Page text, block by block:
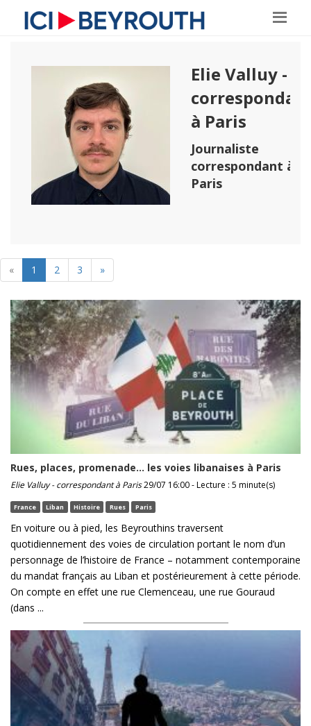
Elie Valluy -
à Paris
Journaliste
correspondant à
Paris
« 1 2 3 »
Rues, places, promenade… les voies libanaises à Paris
Elie Valluy - correspondant à Paris29/07 16:00 - Lecture : 5 minute(s)
France Liban Histoire Rues Paris
En voiture ou à pied, les Beyrouthins traversent
quotidiennement des voies de circulation portant le nom d’un
personnage de l’histoire de France – notamment contemporaine
du mandat français au Liban et postérieurement à cette période.
On compte en effet une rue Clemenceau, une rue Gouraud
(dans ...